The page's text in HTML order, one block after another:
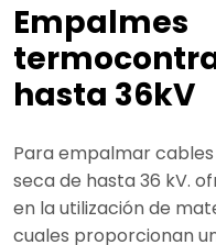
Empalmes
hasta 36kV
Para empalmar
seca de hasta 36 kV.
en la utilización de
cuales proporcionan